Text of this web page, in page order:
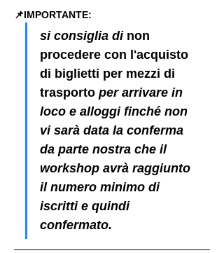
📌IMPORTANTE:
si consiglia di non
procedere con l'acquisto
di biglietti per mezzi di
trasporto per arrivare in
loco e alloggi finché non
vi sarà data la conferma
da parte nostra che il
workshop avrà raggiunto
il numero minimo di
iscritti e quindi
confermato.